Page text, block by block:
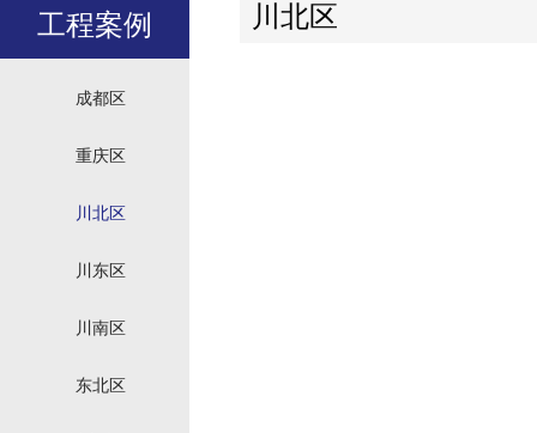
工程案例
成都区
重庆区
川北区
川东区
川南区
东北区
川北区